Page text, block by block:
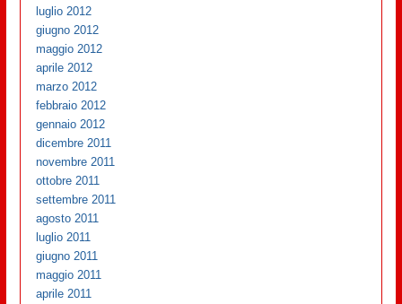
luglio 2012
giugno 2012
maggio 2012
aprile 2012
marzo 2012
febbraio 2012
gennaio 2012
dicembre 2011
novembre 2011
ottobre 2011
settembre 2011
agosto 2011
luglio 2011
giugno 2011
maggio 2011
aprile 2011